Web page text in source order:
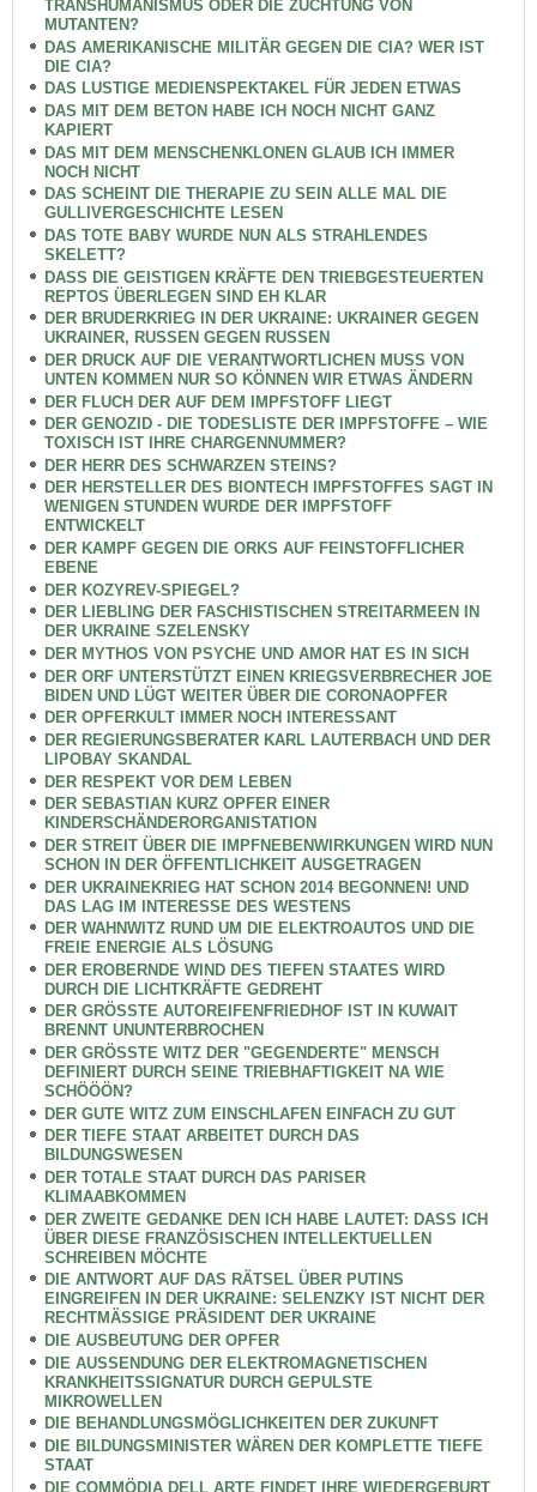
TRANSHUMANISMUS ODER DIE ZÜCHTUNG VON
MUTANTEN?
DAS AMERIKANISCHE MILITÄR GEGEN DIE CIA? WER IST
DIE CIA?
DAS LUSTIGE MEDIENSPEKTAKEL FÜR JEDEN ETWAS
DAS MIT DEM BETON HABE ICH NOCH NICHT GANZ
KAPIERT
DAS MIT DEM MENSCHENKLONEN GLAUB ICH IMMER
NOCH NICHT
DAS SCHEINT DIE THERAPIE ZU SEIN ALLE MAL DIE
GULLIVERGESCHICHTE LESEN
DAS TOTE BABY WURDE NUN ALS STRAHLENDES
SKELETT?
DASS DIE GEISTIGEN KRÄFTE DEN TRIEBGESTEUERTEN
REPTOS ÜBERLEGEN SIND EH KLAR
DER BRUDERKRIEG IN DER UKRAINE: UKRAINER GEGEN
UKRAINER, RUSSEN GEGEN RUSSEN
DER DRUCK AUF DIE VERANTWORTLICHEN MUSS VON
UNTEN KOMMEN NUR SO KÖNNEN WIR ETWAS ÄNDERN
DER FLUCH DER AUF DEM IMPFSTOFF LIEGT
DER GENOZID - DIE TODESLISTE DER IMPFSTOFFE – WIE
TOXISCH IST IHRE CHARGENNUMMER?
DER HERR DES SCHWARZEN STEINS?
DER HERSTELLER DES BIONTECH IMPFSTOFFES SAGT IN
WENIGEN STUNDEN WURDE DER IMPFSTOFF
ENTWICKELT
DER KAMPF GEGEN DIE ORKS AUF FEINSTOFFLICHER
EBENE
DER KOZYREV-SPIEGEL?
DER LIEBLING DER FASCHISTISCHEN STREITARMEEN IN
DER UKRAINE SZELENSKY
DER MYTHOS VON PSYCHE UND AMOR HAT ES IN SICH
DER ORF UNTERSTÜTZT EINEN KRIEGSVERBRECHER JOE
BIDEN UND LÜGT WEITER ÜBER DIE CORONAOPFER
DER OPFERKULT IMMER NOCH INTERESSANT
DER REGIERUNGSBERATER KARL LAUTERBACH UND DER
LIPOBAY SKANDAL
DER RESPEKT VOR DEM LEBEN
DER SEBASTIAN KURZ OPFER EINER
KINDERSCHÄNDERORGANISTATION
DER STREIT ÜBER DIE IMPFNEBENWIRKUNGEN WIRD NUN
SCHON IN DER ÖFFENTLICHKEIT AUSGETRAGEN
DER UKRAINEKRIEG HAT SCHON 2014 BEGONNEN! UND
DAS LAG IM INTERESSE DES WESTENS
DER WAHNWITZ RUND UM DIE ELEKTROAUTOS UND DIE
FREIE ENERGIE ALS LÖSUNG
DER EROBERNDE WIND DES TIEFEN STAATES WIRD
DURCH DIE LICHTKRÄFTE GEDREHT
DER GRÖSSTE AUTOREIFENFRIEDHOF IST IN KUWAIT
BRENNT UNUNTERBROCHEN
DER GRÖSSTE WITZ DER "GEGENDERTE" MENSCH
DEFINIERT DURCH SEINE TRIEBHAFTIGKEIT NA WIE
SCHÖÖÖN?
DER GUTE WITZ ZUM EINSCHLAFEN EINFACH ZU GUT
DER TIEFE STAAT ARBEITET DURCH DAS
BILDUNGSWESEN
DER TOTALE STAAT DURCH DAS PARISER
KLIMAABKOMMEN
DER ZWEITE GEDANKE DEN ICH HABE LAUTET: DASS ICH
ÜBER DIESE FRANZÖSISCHEN INTELLEKTUELLEN
SCHREIBEN MÖCHTE
DIE ANTWORT AUF DAS RÄTSEL ÜBER PUTINS
EINGREIFEN IN DER UKRAINE: SELENZKY IST NICHT DER
RECHTMÄSSIGE PRÄSIDENT DER UKRAINE
DIE AUSBEUTUNG DER OPFER
DIE AUSSENDUNG DER ELEKTROMAGNETISCHEN
KRANKHEITSSIGNATUR DURCH GEPULSTE
MIKROWELLEN
DIE BEHANDLUNGSMÖGLICHKEITEN DER ZUKUNFT
DIE BILDUNGSMINISTER WÄREN DER KOMPLETTE TIEFE
STAAT
DIE COMMÖDIA DELL ARTE FINDET IHRE WIEDERGEBURT